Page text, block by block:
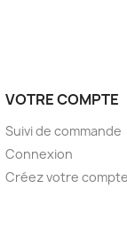
VOTRE COMPTE
Suivi de commande
Connexion
Créez votre compte